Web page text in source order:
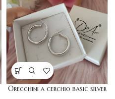
Orecchini a cerchio basic silver